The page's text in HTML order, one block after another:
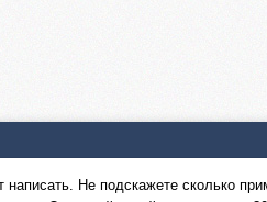
Не подскажете сколько